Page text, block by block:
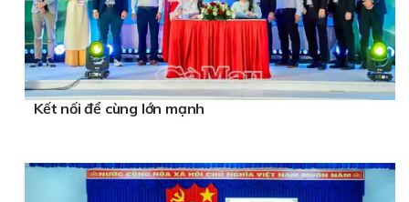
Kết nối để cùng lớn mạnh